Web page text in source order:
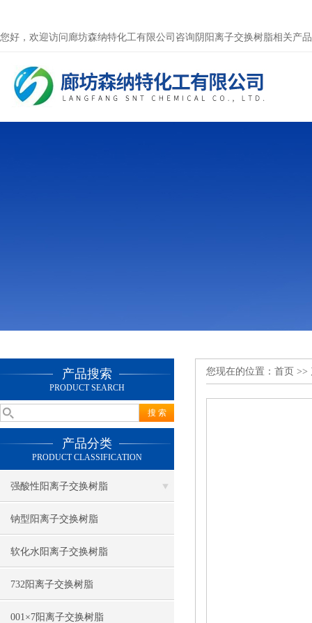
您好，欢迎访问廊坊森纳特化工有限公司咨询阴阳离子交换树脂相关产
产品搜索
PRODUCT SEARCH
产品分类
PRODUCT CLASSIFICATION
强酸性阳离子交换树脂
钠型阳离子交换树脂
软化水阳离子交换树脂
732阳离子交换树脂
001×7阳离子交换树脂
您现在的位置： 首页 >>